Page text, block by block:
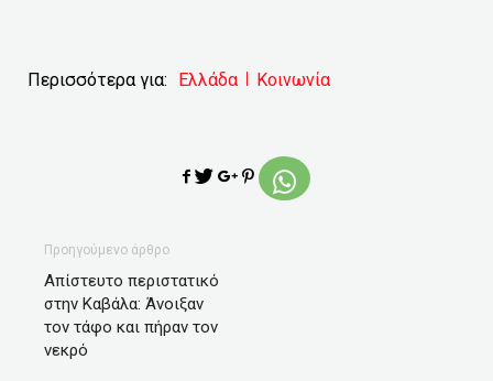
Περισσότερα για: Ελλάδα Κοινωνία
Προηγούμενο άρθρο
Απίστευτο περιστατικό
στην Καβάλα: Άνοιξαν
τον τάφο και πήραν τον
νεκρό